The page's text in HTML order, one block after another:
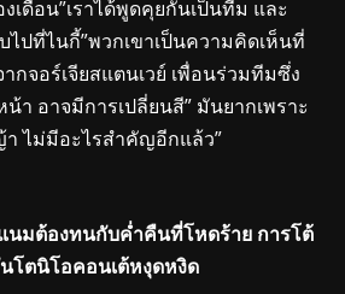
งเดือน”เราได้พูดคุยกันเป็นทีม และ
ไปที่ไนกี้”พวกเขาเป็นความคิดเห็นที่
กจอร์เจียสแตนเวย์ เพื่อนร่วมทีมซึ่ง
า อาจมีการเปลี่ยนสี” มันยากเพราะ
ไม่มีอะไรสําคัญอีกแล้ว”
นมต้องทนกับค่ำคืนที่โหดร้าย การโต้
นโตนิโอคอนเต้หงุดหงิด